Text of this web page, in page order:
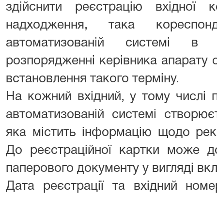
здійснити реєстрацію вхідної
надходження, така
автоматизованій системі
розпорядженні керівника апарату
встановлення такого терміну.
На кожний вхідний, у тому числі
автоматизованій системі
яка містить інформацію щодо
До реєстраційної картки може
паперового документу у вигляді
Дата реєстрації та вхідний